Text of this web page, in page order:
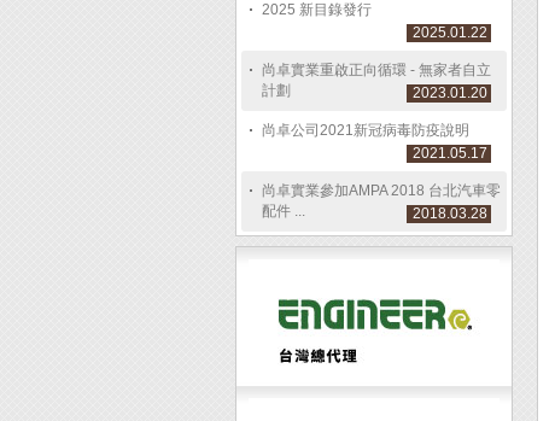
2025 新目錄發行
2025.01.22
尚卓實業重啟正向循環 - 無家者自立
計劃
2023.01.20
尚卓公司2021新冠病毒防疫說明
2021.05.17
尚卓實業參加AMPA 2018 台北汽車零
配件 ...
2018.03.28